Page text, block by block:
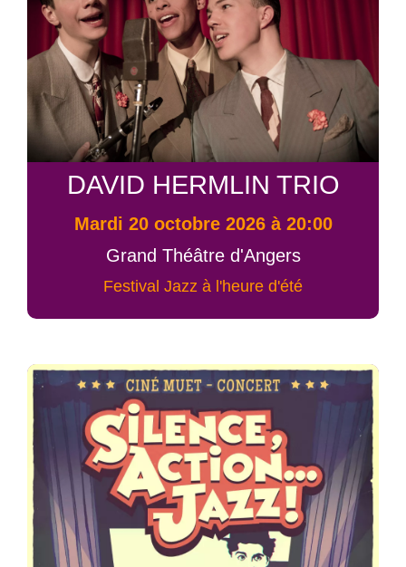
DAVID HERMLIN TRIO
mardi 20 octobre 2026 à 20:00
Grand Théâtre d'Angers
Festival Jazz à l'heure d'été